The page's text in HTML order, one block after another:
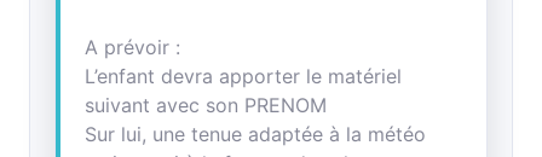
A prévoir :
L’enfant devra apporter le matériel
suivant avec son PRENOM
Sur lui, une tenue adaptée à la météo